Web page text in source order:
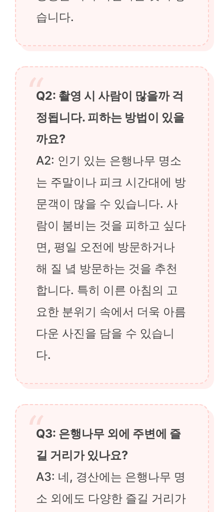
습니다.
Q2: 촬영 시 사람이 많을까 걱
정됩니다. 피하는 방법이 있을
까요?
A2: 인기 있는 은행나무 명소
는 주말이나 피크 시간대에 방
문객이 많을 수 있습니다. 사
람이 붐비는 것을 피하고 싶다
면, 평일 오전에 방문하거나
해 질 녘 방문하는 것을 추천
합니다. 특히 이른 아침의 고
요한 분위기 속에서 더욱 아름
다운 사진을 담을 수 있습니
다.
Q3: 은행나무 외에 주변에 즐
길 거리가 있나요?
A3: 네, 경산에는 은행나무 명
소 외에도 다양한 즐길 거리가